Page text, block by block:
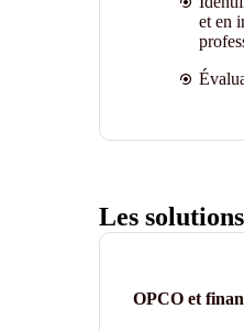
et en
Les
OPCO et